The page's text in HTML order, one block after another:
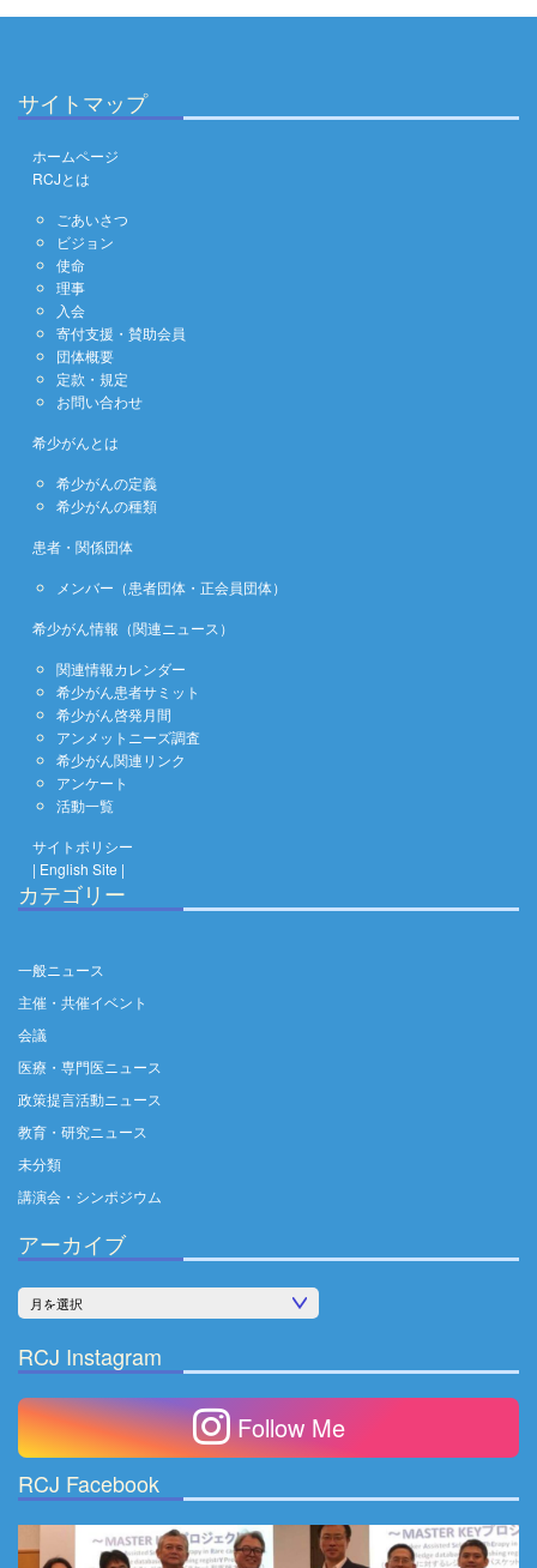
サイトマップ
ホームページ
RCJとは
ごあいさつ
ビジョン
使命
理事
入会
寄付支援・賛助会員
団体概要
定款・規定
お問い合わせ
希少がんとは
希少がんの定義
希少がんの種類
患者・関係団体
メンバー（患者団体・正会員団体）
希少がん情報（関連ニュース）
関連情報カレンダー
希少がん患者サミット
希少がん啓発月間
アンメットニーズ調査
希少がん関連リンク
アンケート
活動一覧
サイトポリシー
| English Site |
カテゴリー
一般ニュース
主催・共催イベント
会議
医療・専門医ニュース
政策提言活動ニュース
教育・研究ニュース
未分類
講演会・シンポジウム
アーカイブ
カ
イ
ブ
RCJ Instagram
Follow Me
RCJ Facebook